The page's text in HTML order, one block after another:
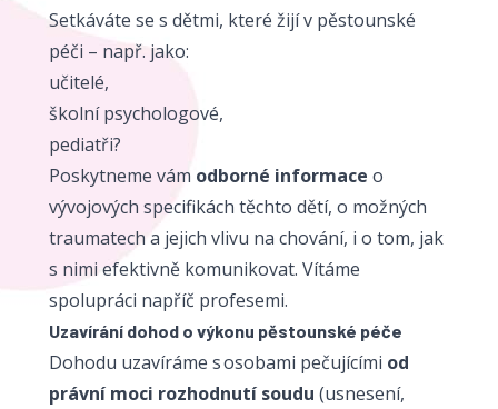
Setkáváte se s dětmi, které žijí v pěstounské
péči – např. jako:
učitelé,
školní psychologové,
pediatři?
Poskytneme vám odborné informace o
vývojových specifikách těchto dětí, o možných
traumatech a jejich vlivu na chování, i o tom, jak
s nimi efektivně komunikovat. Vítáme
spolupráci napříč profesemi.
Uzavírání dohod o výkonu pěstounské péče
Dohodu uzavíráme s osobami pečujícími od
právní moci rozhodnutí soudu (usnesení,